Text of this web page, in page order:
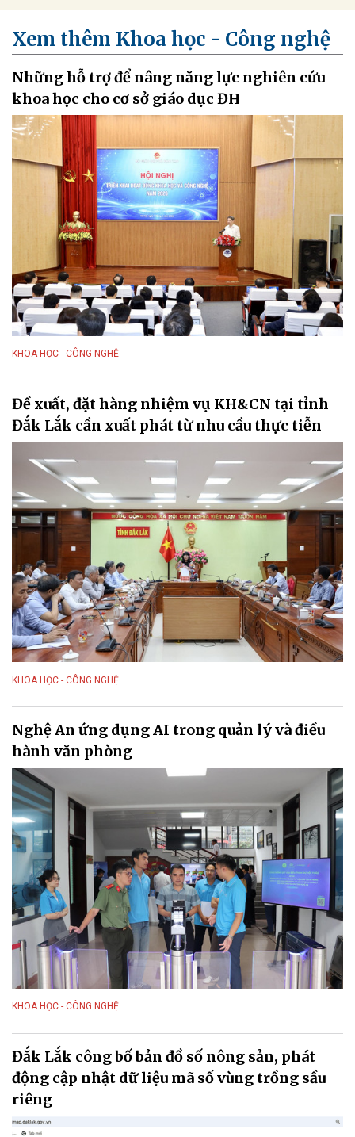
Xem thêm Khoa học - Công nghệ
Những hỗ trợ để nâng năng lực nghiên cứu
khoa học cho cơ sở giáo dục ĐH
KHOA HỌC - CÔNG NGHỆ
Đề xuất, đặt hàng nhiệm vụ KH&CN tại tỉnh
Đắk Lắk cần xuất phát từ nhu cầu thực tiễn
KHOA HỌC - CÔNG NGHỆ
Nghệ An ứng dụng AI trong quản lý và điều
hành văn phòng
KHOA HỌC - CÔNG NGHỆ
Đắk Lắk công bố bản đồ số nông sản, phát
động cập nhật dữ liệu mã số vùng trồng sầu
riêng